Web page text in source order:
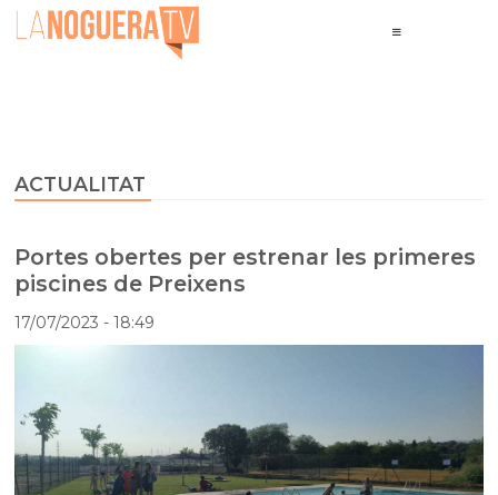
ACTUALITAT
Portes obertes per estrenar les primeres
piscines de Preixens
17/07/2023- 18:49